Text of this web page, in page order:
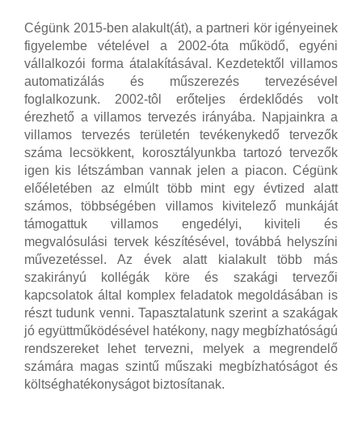
Cégünk 2015-ben alakult(át), a partneri kör igényeinek
figyelembe vételével a 2002-óta működő, egyéni
vállalkozói forma átalakításával. Kezdetektől villamos
automatizálás és műszerezés tervezésével
foglalkozunk. 2002-tôl erőteljes érdeklődés volt
érezhető a villamos tervezés irányába. Napjainkra a
villamos tervezés területén tevékenykedő tervezők
száma lecsökkent, korosztályunkba tartozó tervezők
igen kis létszámban vannak jelen a piacon. Cégünk
előéletében az elmúlt több mint egy évtized alatt
számos, többségében villamos kivitelező munkáját
támogattuk villamos engedélyi, kiviteli és
megvalósulási tervek készítésével, továbbá helyszíni
művezetéssel. Az évek alatt kialakult több más
szakirányú kollégák köre és szakági tervezői
kapcsolatok által komplex feladatok megoldásában is
részt tudunk venni. Tapasztalatunk szerint a szakágak
jó együttműködésével hatékony, nagy megbízhatóságú
rendszereket lehet tervezni, melyek a megrendelő
számára magas szintű műszaki megbízhatóságot és
költséghatékonyságot biztosítanak.